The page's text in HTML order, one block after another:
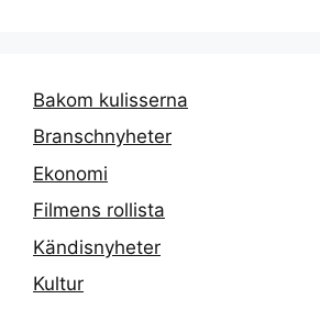
Bakom kulisserna
Branschnyheter
Ekonomi
Filmens rollista
Kändisnyheter
Kultur